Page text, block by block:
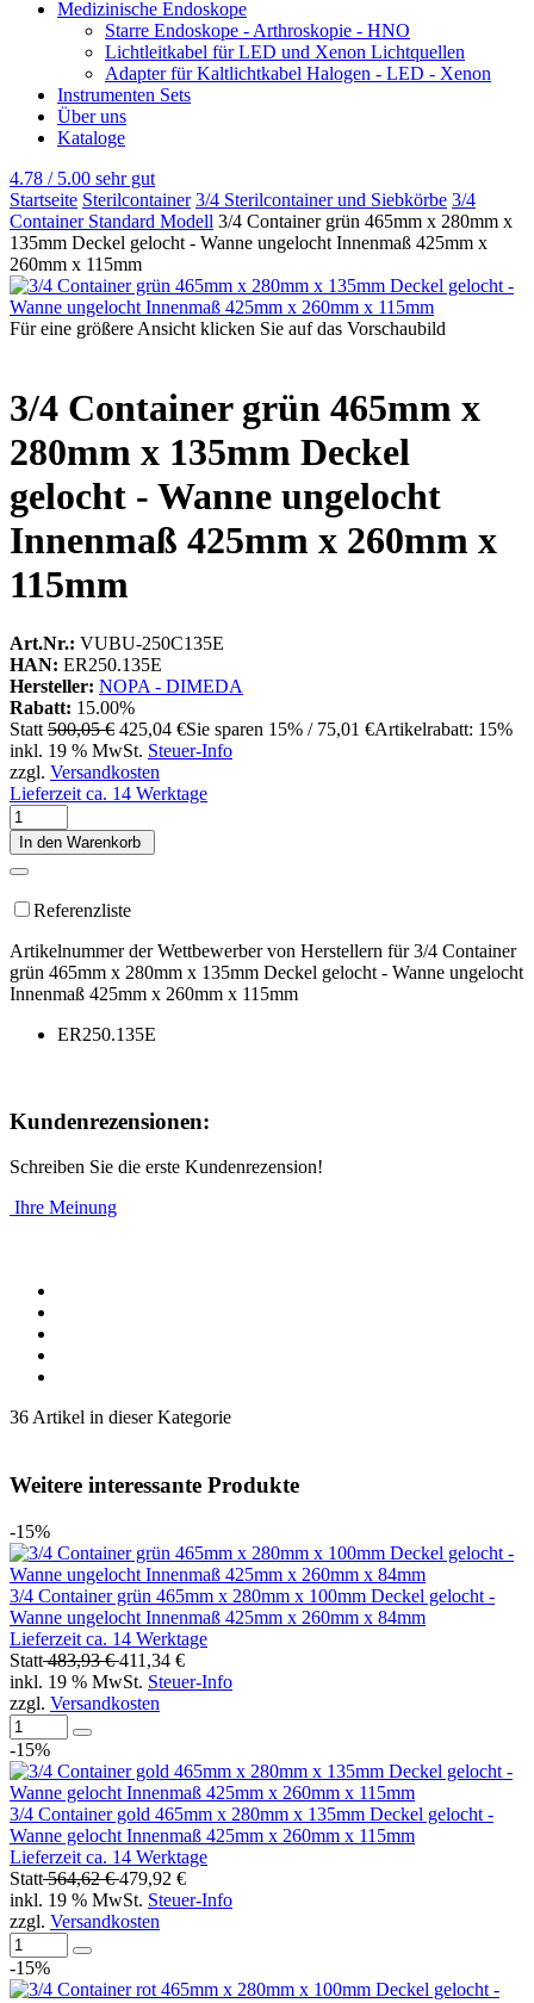
Medizinische Endoskope
Starre Endoskope - Arthroskopie - HNO
Lichtleitkabel für LED und Xenon Lichtquellen
Adapter für Kaltlichtkabel Halogen - LED - Xenon
Instrumenten Sets
Über uns
Kataloge
4.78 / 5.00 sehr gut
Startseite Sterilcontainer 3/4 Sterilcontainer und Siebkörbe 3/4
Container Standard Modell 3/4 Container grün 465mm x 280mm x
135mm Deckel gelocht - Wanne ungelocht Innenmaß 425mm x
260mm x 115mm
Für eine größere Ansicht klicken Sie auf das Vorschaubild
3/4 Container grün 465mm x
280mm x 135mm Deckel
gelocht - Wanne ungelocht
Innenmaß 425mm x 260mm x
115mm
Art.Nr.: VUBU-250C135E
HAN: ER250.135E
Hersteller: NOPA - DIMEDA
Rabatt: 15.00%
Statt 500,05 € 425,04 €Sie sparen 15% / 75,01 €Artikelrabatt: 15%
inkl. 19 % MwSt. Steuer-Info
zzgl. Versandkosten
Lieferzeit ca. 14 Werktage
In den Warenkorb
Referenzliste
Artikelnummer der Wettbewerber von Herstellern für 3/4 Container
grün 465mm x 280mm x 135mm Deckel gelocht - Wanne ungelocht
Innenmaß 425mm x 260mm x 115mm
ER250.135E
Kundenrezensionen:
Schreiben Sie die erste Kundenrezension!
Ihre Meinung
36 Artikel in dieser Kategorie
Weitere interessante Produkte
-15%
3/4 Container grün 465mm x 280mm x 100mm Deckel gelocht -
Wanne ungelocht Innenmaß 425mm x 260mm x 84mm
Lieferzeit ca. 14 Werktage
Statt483,93 €411,34 €
inkl. 19 % MwSt. Steuer-Info
zzgl. Versandkosten
-15%
3/4 Container gold 465mm x 280mm x 135mm Deckel gelocht -
Wanne gelocht Innenmaß 425mm x 260mm x 115mm
Lieferzeit ca. 14 Werktage
Statt564,62 €479,92 €
inkl. 19 % MwSt. Steuer-Info
zzgl. Versandkosten
-15%